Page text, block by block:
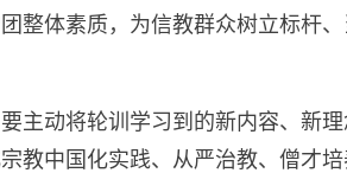
整体素质，为信教群众树立标杆
主动将轮训学习到的新内容、新
教中国化实践、从严治教、僧才